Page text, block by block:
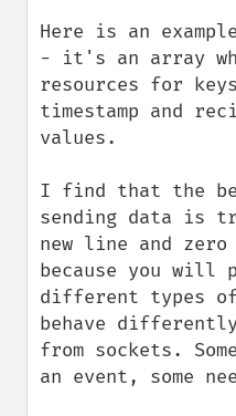
Here is an
- it's an array
resources for
timestamp and
values.
I find that the
sending data is
new line and
because you will
different types
behave
from sockets.
an event, some